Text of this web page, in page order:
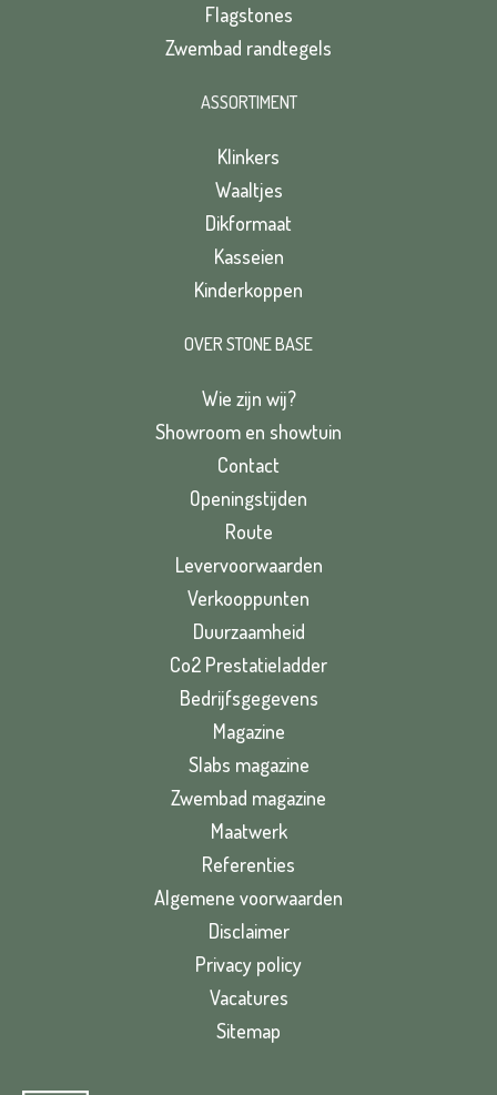
Flagstones
Zwembad randtegels
ASSORTIMENT
Klinkers
Waaltjes
Dikformaat
Kasseien
Kinderkoppen
OVER STONE BASE
Wie zijn wij?
Showroom en showtuin
Contact
Openingstijden
Route
Levervoorwaarden
Verkooppunten
Duurzaamheid
Co2 Prestatieladder
Bedrijfsgegevens
Magazine
Slabs magazine
Zwembad magazine
Maatwerk
Referenties
Algemene voorwaarden
Disclaimer
Privacy policy
Vacatures
Sitemap